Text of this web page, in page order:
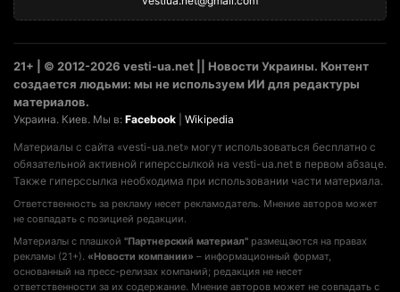
21+ | © 2012-2026 vesti-ua.net || Новости Украины. Контент
создается людьми: мы не используем ИИ для редактуры
материалов.
Украина. Киев. Мы в: Facebook Wikipedia
Материалы с сайта «vesti-ua.net» могут использоваться бесплатно с
обязательной активной гиперссылкой на vesti-ua.net в первом абзаце.
Также гиперссылка необходима при использовании части материала.
Ответственность за рекламу несет рекламодатель. Мнение авторов может
не совпадать с позицией редакции.
Материалы с плашкой "Партнерский материал" размещаются на правах
рекламы (21+). «Новости компании» – информационный формат,
основанный на пресс-релизах компаний; редакция не несет
ответственности за их содержание. Мнение авторов может не совпадать с